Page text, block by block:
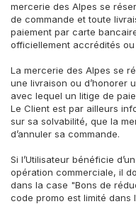
mercerie des Alpes se
de commande et toute
paiement par carte
officiellement accrédités
La mercerie des Alpes se
une livraison ou d’honorer
avec lequel un litige de
Le Client est par ailleurs
sur sa solvabilité, que la
d’annuler sa commande.
Si l’Utilisateur bénéficie
opération commerciale, il
dans la case "Bons de
code promo est limité dans